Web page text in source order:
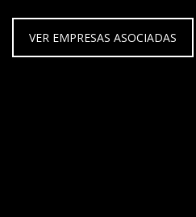
VER EMPRESAS ASOCIADAS